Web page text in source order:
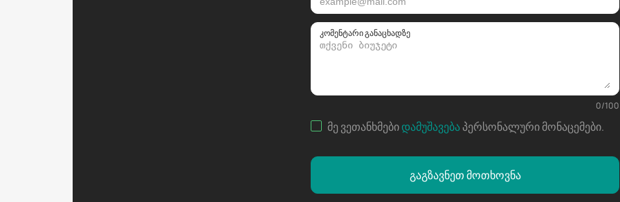
კომენტარი განაცხადზე
0/100
მე ვეთანხმებიდამუშავებაპერსონალური მონაცემები.
გაგზავნეთ მოთხოვნა